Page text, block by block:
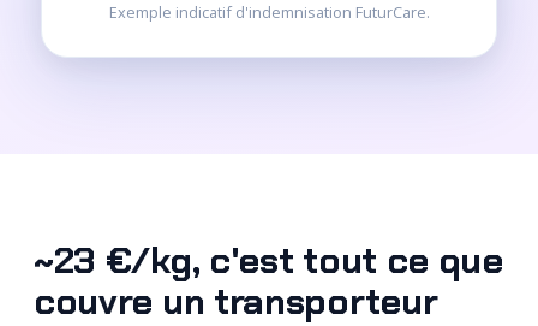
Exemple indicatif d'indemnisation FuturCare.
~23 €/kg, c'est tout ce que
couvre un transporteur